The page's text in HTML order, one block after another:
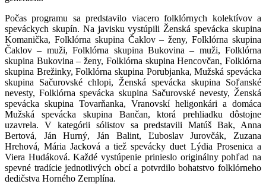
Počas programu sa predstavilo viacero folklórnych kolektívov a
speváckych skupín. Na javisku vystúpili Ženská spevácka skupina
Komanička, Folklórna skupina Čaklov – ženy, Folklórna skupina
Čaklov – muži, Folklórna skupina Bukovina – muži, Folklórna
skupina Bukovina – ženy, Folklórna skupina Hencovčan, Folklórna
skupina Brežinky, Folklórna skupina Porubjanka, Mužská spevácka
skupina Sačurovské chlopi, Ženská spevácka skupina Soľanské
nevesty, Folklórna spevácka skupina Sačurovské nevesty, Ženská
spevácka skupina Tovarňanka, Vranovskí heligonkári a domáca
Mužská spevácka skupina Bančan, ktorá prehliadku dôstojne
uzavrela. V kategórii sólistov sa predstavili Matúš Bak, Anna
Bertová, Ján Hurný, Ján Balint, Ľuboslav Jurovčák, Zuzana
Hrehová, Mária Jacková a tiež spevácky duet Lýdia Prosenica a
Viera Hudáková. Každé vystúpenie prinieslo originálny pohľad na
spevné tradície jednotlivých obcí a potvrdilo bohatstvo folklórneho
dedičstva Horného Zemplína.